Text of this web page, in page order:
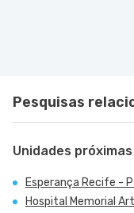
Rua Antonio Gomes
Pesquisas
Unidades
Esperança Recife -
Hospital Memorial